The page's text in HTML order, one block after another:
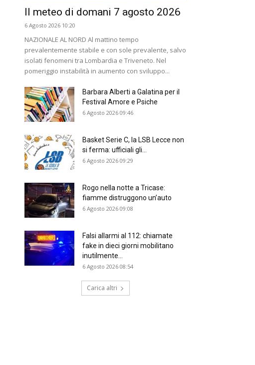
Il meteo di domani 7 agosto 2026
6 Agosto 2026 10:20
NAZIONALE AL NORD Al mattino tempo
prevalentemente stabile e con sole prevalente, salvo
isolati fenomeni tra Lombardia e Triveneto. Nel
pomeriggio instabilità in aumento con sviluppo...
Barbara Alberti a Galatina per il
Festival Amore e Psiche
6 Agosto 2026 09:46
Basket Serie C, la LSB Lecce non
si ferma: ufficiali gli...
6 Agosto 2026 09:29
Rogo nella notte a Tricase:
fiamme distruggono un’auto
6 Agosto 2026 09:08
Falsi allarmi al 112: chiamate
fake in dieci giorni mobilitano
inutilmente...
6 Agosto 2026 08:54
Carica altri